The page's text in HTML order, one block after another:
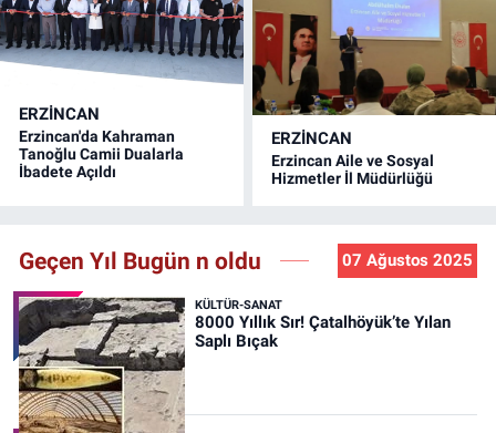
ERZINCAN
Erzincan'da Kahraman
Tanoğlu Camii Dualarla
İbadete Açıldı
ERZINCAN
Erzincan Aile ve Sosyal
Hizmetler İl Müdürlüğü
Geçen Yıl Bugün n oldu 07 Ağustos 2025
KÜLTÜR-SANAT
8000 Yıllık Sır! Çatalhöyük’te Yılan
Saplı Bıçak